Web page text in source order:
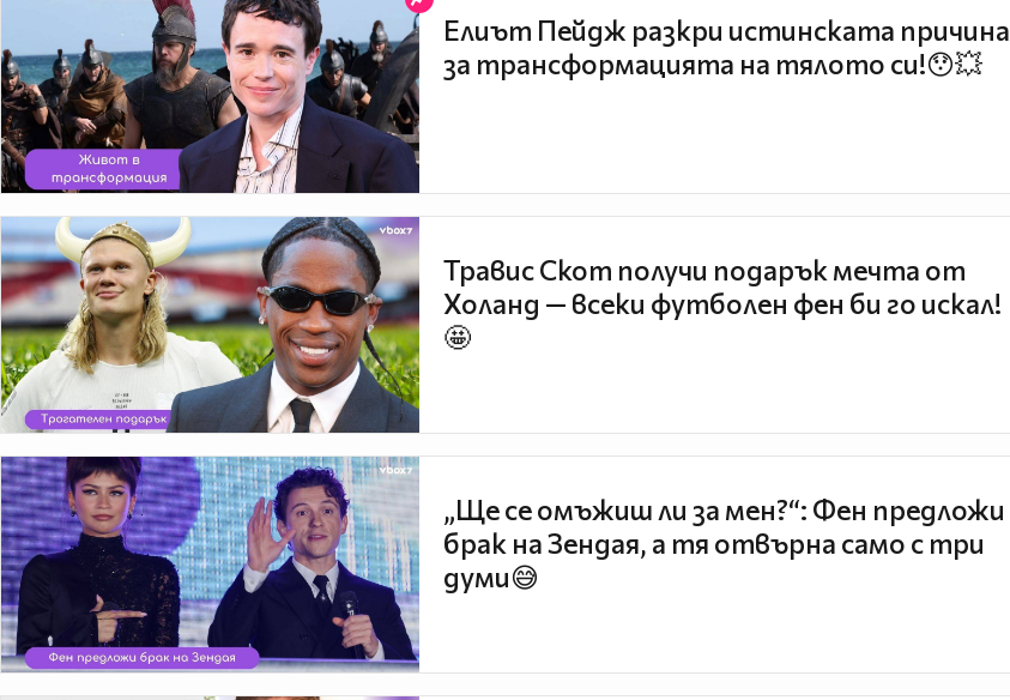
Елиът Пейдж разкри истинската причина
за трансформацията на тялото си!😯💥
Травис Скот получи подарък мечта от
Холанд — всеки футболен фен би го искал!
🤩
„Ще се омъжиш ли за мен?“: Фен предложи
брак на Зендая, а тя отвърна само с три
думи😅